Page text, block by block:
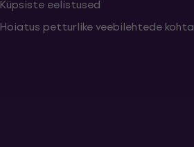
Küpsiste eelistused
Hoiatus petturlike veebilehtede kohta